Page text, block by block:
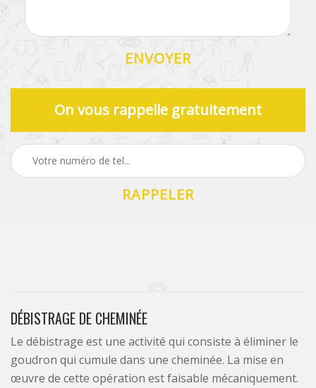
On vous rappelle gratuitement
DÉBISTRAGE DE CHEMINÉE
Le débistrage est une activité qui consiste à éliminer le
goudron qui cumule dans une cheminée. La mise en
œuvre de cette opération est faisable mécaniquement.